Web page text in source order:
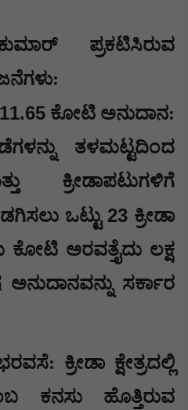
ಪ್ರಕಟಿಸಿರುವ
11.65 ಕೋಟಿ ಅನುದಾನ:
ತಳಮಟ್ಟದಿಂದ
ಕ್ರೀಡಾಪಟುಗಳಿಗೆ
ಒಟ್ಟು 23 ಕ್ರೀಡಾ
ಕೋಟಿ ಅರವತ್ತೈದು ಲಕ್ಷ
ಸರ್ಕಾರ
ಕ್ರೀಡಾ ಕ್ಷೇತ್ರದಲ್ಲಿ
ಕನಸು ಹೊತ್ತಿರುವ